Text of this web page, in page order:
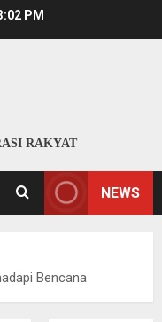
PM
RAKYAT
NEWS
Bencana